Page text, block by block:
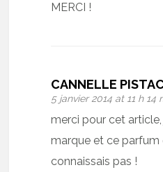
MERCI !
CANNELLE
5 janvier 2014 at 11 h 14
merci pour cet
marque et ce parfum
connaissais pas !